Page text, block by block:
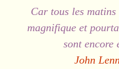
Car tous les
magnifique et
sont encore
John